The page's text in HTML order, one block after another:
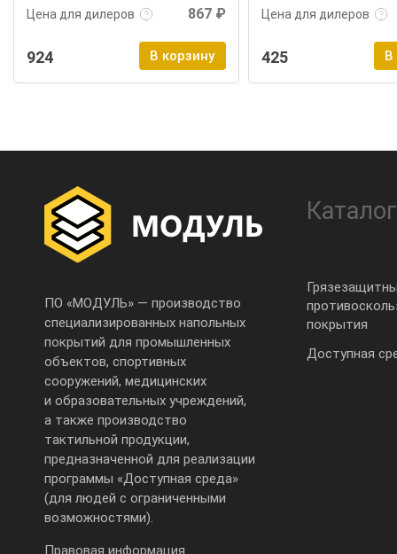
Цена для дилеров 867 ₽
924 В корзину
Цена для дилеров
425 В
ПО «МОДУЛЬ» — производство
специализированных напольных
покрытий для промышленных
объектов, спортивных
сооружений, медицинских
и образовательных учреждений,
а также производство
тактильной продукции,
предназначенной для реализации
программы «Доступная среда»
(для людей с ограниченными
возможностями).
Правовая информация
покрытия
Доступная